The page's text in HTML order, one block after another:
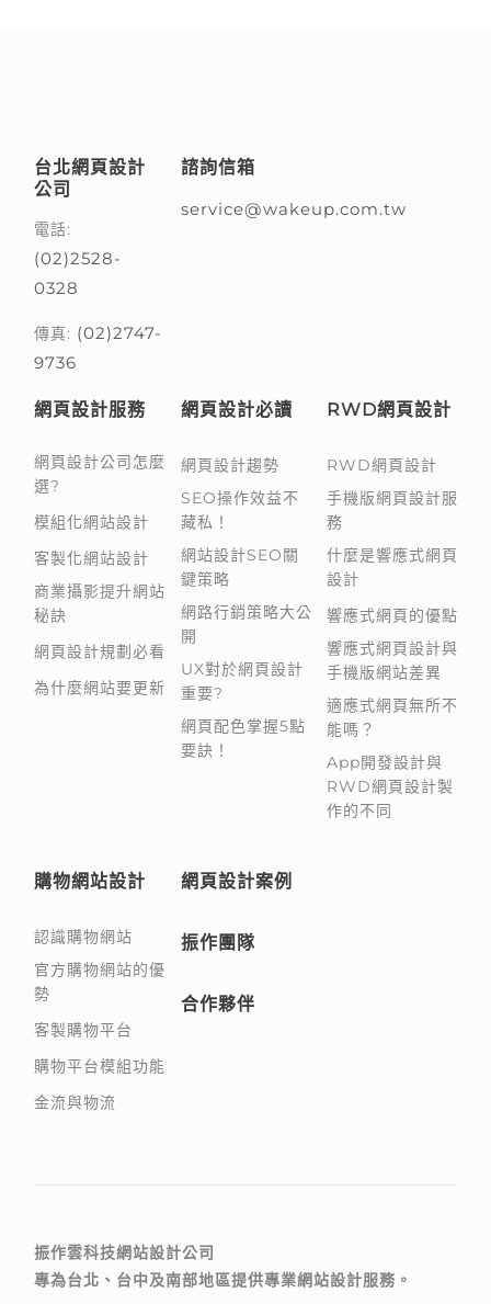
台北網頁設計
公司
電話:
(02)2528-
0328
傳真: (02)2747-
9736
諮詢信箱
service@wakeup.com.tw
網頁設計服務
網頁設計公司怎麼
選?
模組化網站設計
客製化網站設計
商業攝影提升網站
秘訣
網頁設計規劃必看
為什麼網站要更新
網頁設計必讀
網頁設計趨勢
SEO操作效益不
藏私！
網站設計SEO關
鍵策略
網路行銷策略大公
開
UX對於網頁設計
重要?
網頁配色掌握5點
要訣！
RWD網頁設計
RWD網頁設計
手機版網頁設計服
務
什麼是響應式網頁
設計
響應式網頁的優點
響應式網頁設計與
手機版網站差異
適應式網頁無所不
能嗎？
App開發設計與
RWD網頁設計製
作的不同
購物網站設計
認識購物網站
官方購物網站的優
勢
客製購物平台
購物平台模組功能
金流與物流
網頁設計案例
振作團隊
合作夥伴
振作雲科技網站設計公司
專為台北、台中及南部地區提供專業網站設計服務。